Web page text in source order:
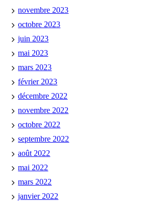
novembre 2023
octobre 2023
juin 2023
mai 2023
mars 2023
février 2023
décembre 2022
novembre 2022
octobre 2022
septembre 2022
août 2022
mai 2022
mars 2022
janvier 2022